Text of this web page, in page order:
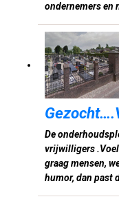
ondernemers en
De
vrijwilligers
graag mensen,
humor, dan past